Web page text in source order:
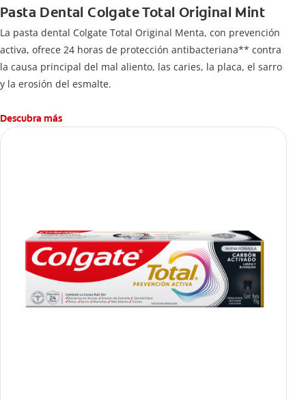
Pasta Dental Colgate Total Original Mint
La pasta dental Colgate Total Original Menta, con prevención
activa, ofrece 24 horas de protección antibacteriana** contra
la causa principal del mal aliento, las caries, la placa, el sarro
y la erosión del esmalte.
Descubra más